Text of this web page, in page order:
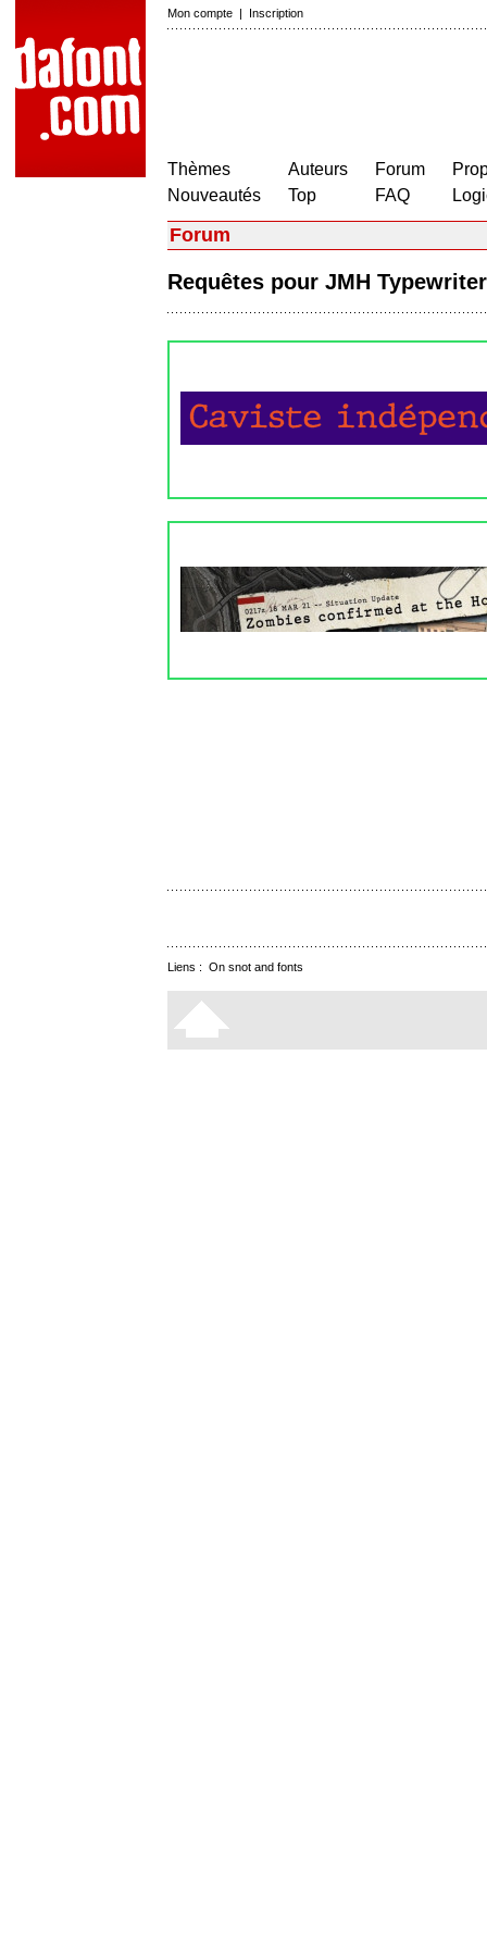
Mon compte | Inscription
Thèmes
Nouveautés
Auteurs
Top
Forum
FAQ
Forum
Requêtes pour JMH
Liens : On snot and fonts